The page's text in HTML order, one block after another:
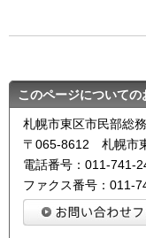
このページについての
札幌市東区市民部総
〒065-8612 札幌市
電話番号：011-741-
ファクス番号：011-